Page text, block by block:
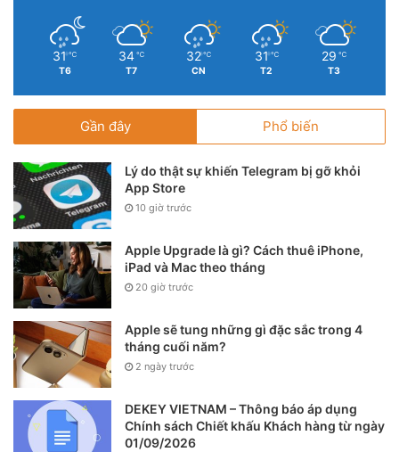
31 ℃
T6
34 ℃
T7
32 ℃
CN
31 ℃
T2
29 ℃
T3
Gần đây Phổ biến
Lý do thật sự khiến Telegram bị gỡ khỏi
App Store
10 giờ trước
Apple Upgrade là gì? Cách thuê iPhone,
iPad và Mac theo tháng
20 giờ trước
Apple sẽ tung những gì đặc sắc trong 4
tháng cuối năm?
2 ngày trước
DEKEY VIETNAM – Thông báo áp dụng
Chính sách Chiết khấu Khách hàng từ ngày
01/09/2026